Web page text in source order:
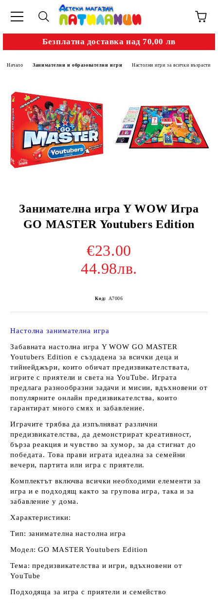
Безплатна доставка над 70,00 лв
Начало Занимателни и образователни игри Настолни игри за всички възрасти
Занимателна игра Y WOW Игра
GO MASTER Youtubers Edition
€23.00
44.98лв.
Код: A7006
Настолна занимателна игра
Забавната настолна игра Y WOW GO MASTER
Youtubers Edition е създадена за всички деца и
тийнейджъри, които обичат предизвикателствата,
игрите с приятели и света на YouTube. Играта
предлага разнообразни задачи и мисии, вдъхновени от
популярните онлайн предизвикателства, които
гарантират много смях и забавление.
Играчите трябва да изпълняват различни
предизвикателства, да демонстрират креативност,
бърза реакция и чувство за хумор, за да стигнат до
победата. Това прави играта идеална за семейни
вечери, партита или игра с приятели.
Комплектът включва всички необходими елементи за
игра и е подходящ както за групова игра, така и за
забавление у дома.
Характеристики:
Тип: занимателна настолна игра
Модел: GO MASTER Youtubers Edition
Тема: предизвикателства и игри, вдъхновени от
YouTube
Подходяща за игра с приятели и семейство